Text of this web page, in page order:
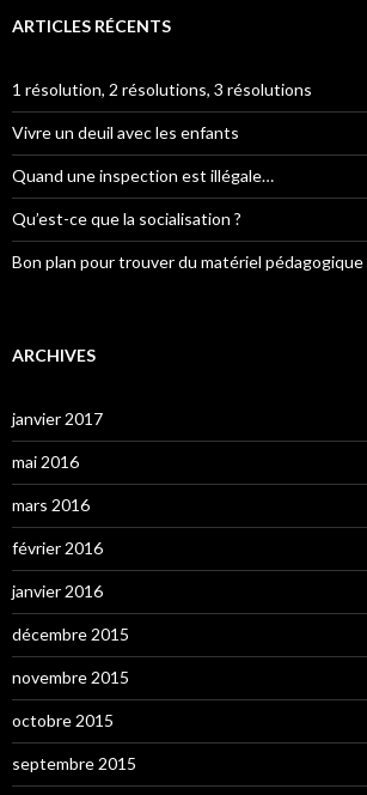
ARTICLES RÉCENTS
1 résolution, 2 résolutions, 3 résolutions
Vivre un deuil avec les enfants
Quand une inspection est illégale…
Qu’est-ce que la socialisation ?
Bon plan pour trouver du matériel pédagogique
ARCHIVES
janvier 2017
mai 2016
mars 2016
février 2016
janvier 2016
décembre 2015
novembre 2015
octobre 2015
septembre 2015